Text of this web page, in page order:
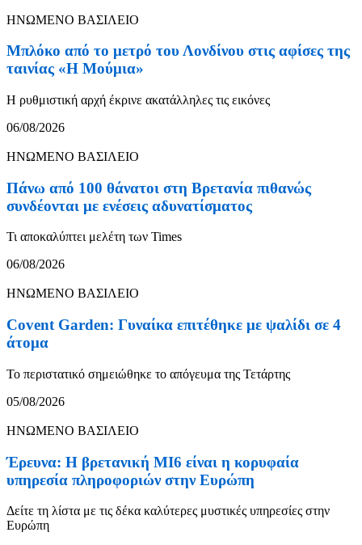
ΗΝΩΜΕΝΟ ΒΑΣΙΛΕΙΟ
Μπλόκο από το μετρό του Λονδίνου στις αφίσες της
ταινίας «Η Μούμια»
Η ρυθμιστική αρχή έκρινε ακατάλληλες τις εικόνες
06/08/2026
ΗΝΩΜΕΝΟ ΒΑΣΙΛΕΙΟ
Πάνω από 100 θάνατοι στη Βρετανία πιθανώς
συνδέονται με ενέσεις αδυνατίσματος
Τι αποκαλύπτει μελέτη των Times
06/08/2026
ΗΝΩΜΕΝΟ ΒΑΣΙΛΕΙΟ
Covent Garden: Γυναίκα επιτέθηκε με ψαλίδι σε 4
άτομα
Το περιστατικό σημειώθηκε το απόγευμα της Τετάρτης
05/08/2026
ΗΝΩΜΕΝΟ ΒΑΣΙΛΕΙΟ
Έρευνα: Η βρετανική MI6 είναι η κορυφαία
υπηρεσία πληροφοριών στην Ευρώπη
Δείτε τη λίστα με τις δέκα καλύτερες μυστικές υπηρεσίες στην
Ευρώπη